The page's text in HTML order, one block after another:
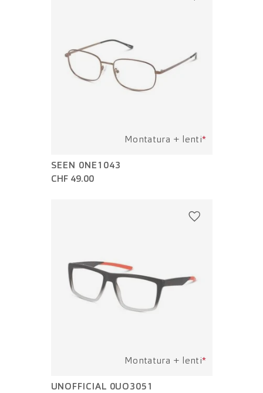
Montatura + lenti*
SEEN 0NE1043
CHF 49.00
Montatura + lenti*
UNOFFICIAL 0UO3051